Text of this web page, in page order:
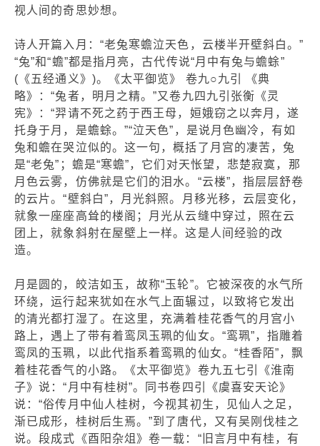
视人间的奇思妙想。
诗人开篇入月：“老兔寒蟾泣天色，云楼半开壁斜白。”
“兔”和“蟾”都是指月亮，古代传说“月中有兔与蟾蜍”
(《五经通义》)。《太平御览》 卷九○九引 《典
略》：“兔者，明月之精。”又卷九四九引张衡《灵
宪》：“羿请不死之药于西王母，姮娥窃之以奔月，遂
托身于月，是蟾蜍。”“泣天色”，是说月色幽冷，有如
兔和蟾在哭泣似的。这一句，概括了月宫的凄苦，兔
是“老兔”；蟾是“寒蟾”，它们对天怅望，悲楚寂寞，那
月色云雾，仿佛就是它们的泪水。“云楼”，指层层舒卷
的云片。“壁斜白”，月光斜照。月移光移，云层变化，
就象一座座高耸的楼阁；月光从云缝中穿过，照在云
团上，就象斜射在屋壁上一样。这是人间经验的改
造。
月是圆的，皎洁如玉，故称“玉轮”。它被深夜的水气所
环绕，运行起来犹如在水气上面辗过，以致将它发出
的清光都打湿了。在这里，充满着桂花香气的月宫小
路上，遇上了带有着鸾凤玉珮的仙女。“鸾珮”，指雕着
鸾凤的玉珮，以此代指系着鸾珮的仙女。“桂香陌”，飘
着桂花香气的小路。《太平御览》卷九五七引《淮南
子》说：“月中有桂树”。同书卷四引《虞喜安天论》
说：“俗传月中仙人桂树，今视其初生，见仙人之足，
渐已成形，桂树后生焉。”到了唐代，又有吴刚伐桂之
说。段成式《酉阳杂俎》卷一载：“旧言月中有桂，有